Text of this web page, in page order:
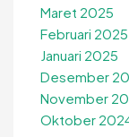
Maret 2025
Februari 2025
Januari 2025
Desember
November
Oktober